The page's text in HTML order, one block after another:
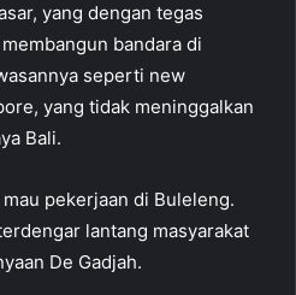
yang dengan tegas
bandara di
seperti new
yang tidak meninggalkan
Bali.
pekerjaan di Buleleng.
lantang masyarakat
De Gadjah.